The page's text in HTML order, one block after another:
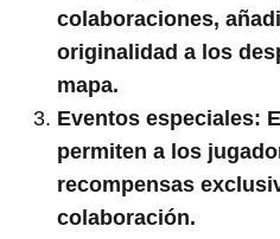
colaboraciones,
originalidad a los
mapa.
Eventos especiales:
permiten a los
recompensas
colaboración.